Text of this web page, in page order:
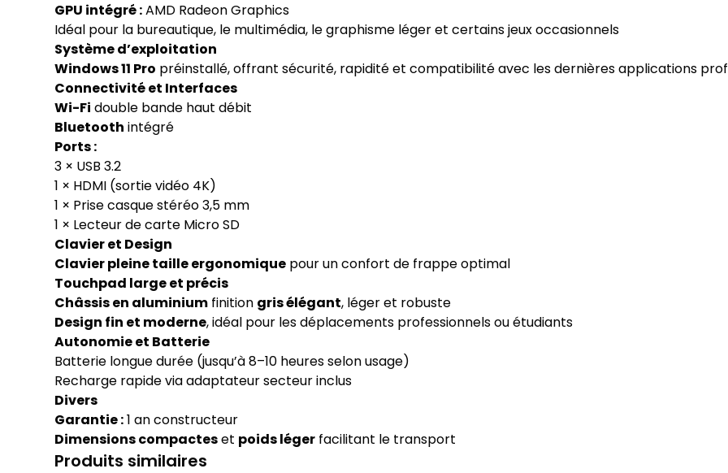
GPU intégré :AMD Radeon Graphics
Idéal pour la bureautique, le multimédia, le graphisme léger et certains jeux occasionnels
Système d’exploitation
Windows 11 Pro préinstallé, offrant sécurité, rapidité et compatibilité avec les dernières applications
Connectivité et Interfaces
Wi-Fi double bande haut débit
Bluetooth intégré
Ports :
3 × USB 3.2
1 × HDMI (sortie vidéo 4K)
1 × Prise casque stéréo 3,5 mm
1 × Lecteur de carte Micro SD
Clavier et Design
Clavier pleine taille ergonomique pour un confort de frappe optimal
Touchpad large et précis
Châssis en aluminium finition gris élégant, léger et robuste
Design fin et moderne, idéal pour les déplacements professionnels ou étudiants
Autonomie et Batterie
Batterie longue durée (jusqu’à 8–10 heures selon usage)
Recharge rapide via adaptateur secteur inclus
Divers
Garantie :1 an constructeur
Dimensions compacteset poids léger facilitant le transport
Produits similaires